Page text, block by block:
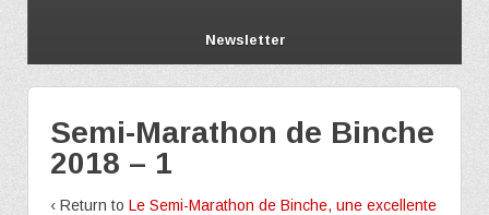
Newsletter
Semi-Marathon de Binche
2018 – 1
‹ Return to Le Semi-Marathon de Binche, une excellente